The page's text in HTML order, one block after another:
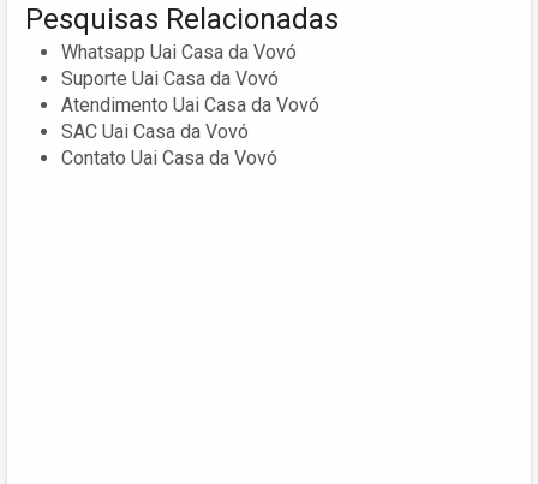
Pesquisas Relacionadas
Whatsapp Uai Casa da Vovó
Suporte Uai Casa da Vovó
Atendimento Uai Casa da Vovó
SAC Uai Casa da Vovó
Contato Uai Casa da Vovó